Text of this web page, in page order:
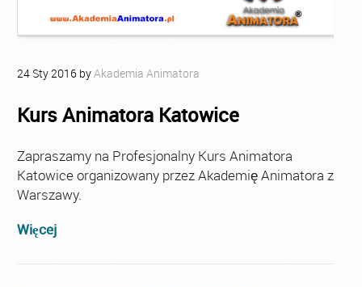
24 Sty2016 by Akademia Animatora
Kurs Animatora Katowice
Zapraszamy na Profesjonalny Kurs Animatora
Katowice organizowany przez Akademię Animatora z
Warszawy.
Więcej